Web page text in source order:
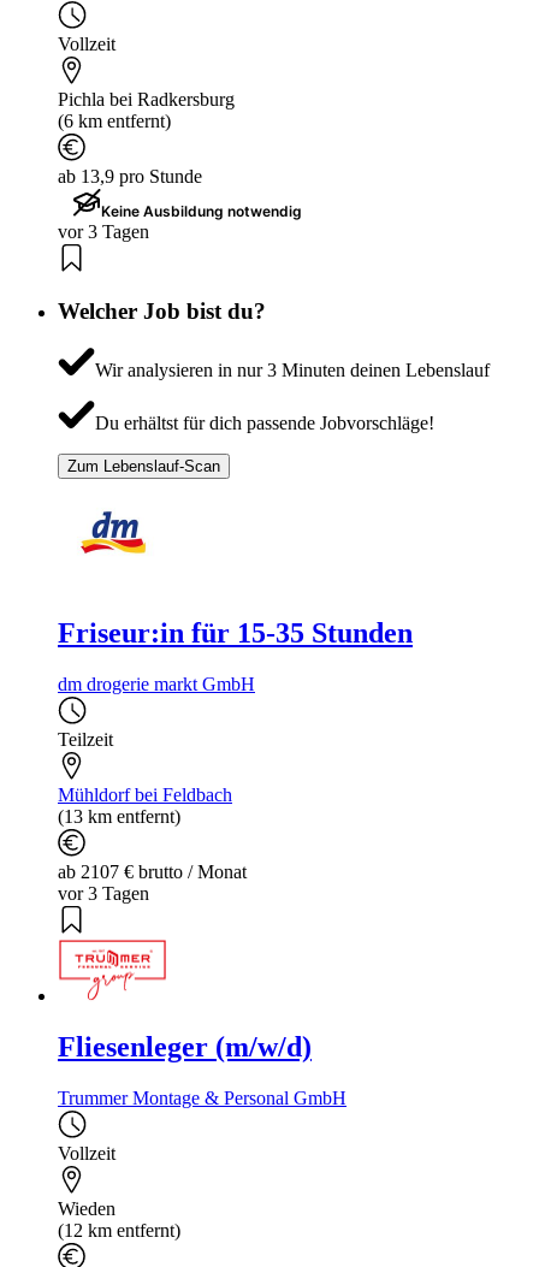
Vollzeit
Pichla bei Radkersburg
(6 km entfernt)
ab 13,9 pro Stunde
Keine Ausbildung notwendig
vor 3 Tagen
Welcher Job bist du?
Wir analysieren in nur 3 Minuten deinen Lebenslauf
Du erhältst für dich passende Jobvorschläge!
Zum Lebenslauf-Scan
Friseur:in für 15-35 Stunden
dm drogerie markt GmbH
Teilzeit
Mühldorf bei Feldbach
(13 km entfernt)
ab 2107 € brutto / Monat
vor 3 Tagen
Fliesenleger (m/w/d)
Trummer Montage & Personal GmbH
Vollzeit
Wieden
(12 km entfernt)